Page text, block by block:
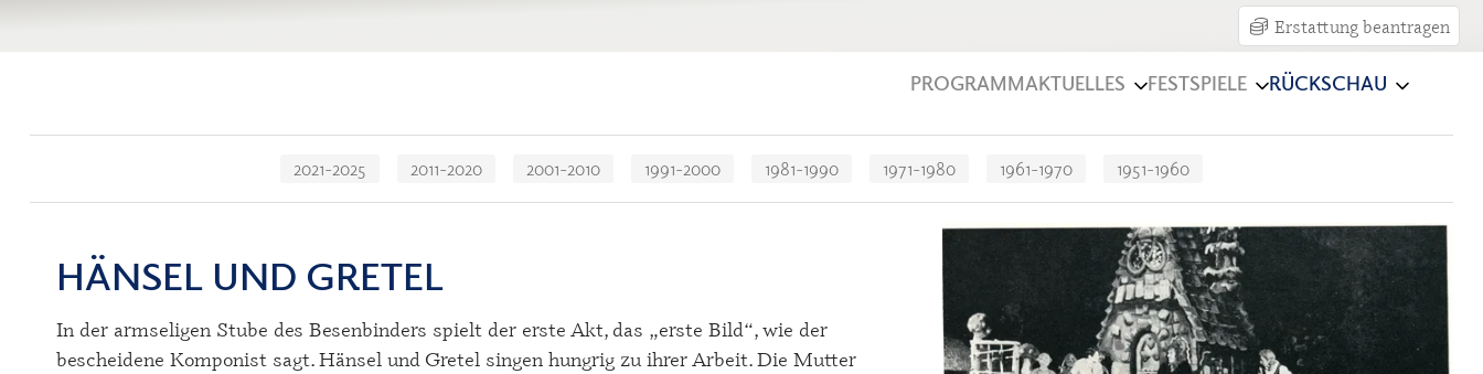
Erstattung beantragen
PROGRAMMAKTUELLES FESTSPIELE RÜCKSCHAU
2021-2025 2011-2020 2001-2010 1991-2000 1981-1990 1971-1980 1961-1970 1951-1960
HÄNSEL UND GRETEL
In der armseligen Stube des Besenbinders spielt der erste Akt, das „erste Bild“, wie der
bescheidene Komponist sagt. Hänsel und Gretel singen hungrig zu ihrer Arbeit. Die Mutter